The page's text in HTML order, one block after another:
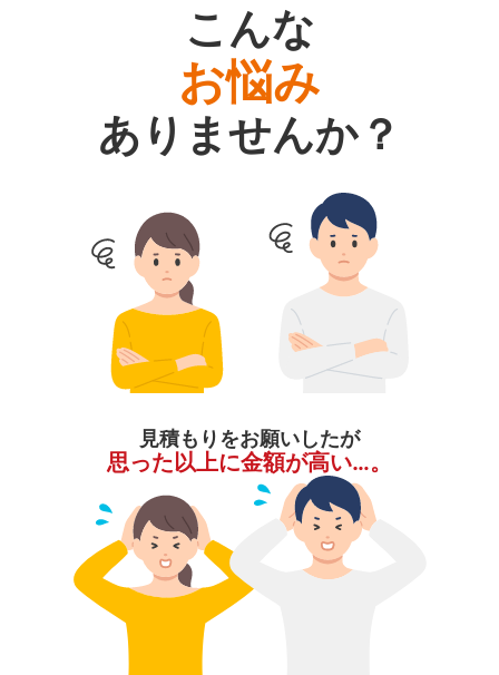
こんな
お悩み
ありませんか？
見積もりをお願いしたが
思った以上に金額が高い…。